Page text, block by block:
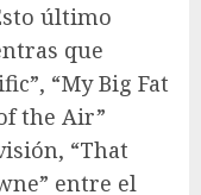
último
que
“My Big Fat
the Air”
“That
entre el